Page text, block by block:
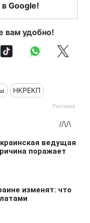
Google!
вам удобно!
НКРЕКП